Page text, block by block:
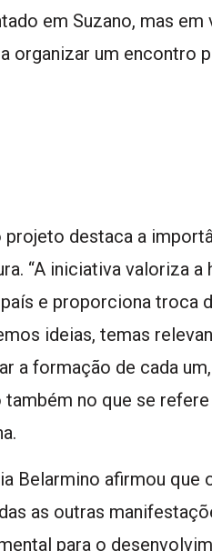
em Suzano, mas em
organizar um encontro
projeto destaca a
“A iniciativa valoriza
e proporciona troca
ideias, temas
a formação de cada
no que se
Belarmino afirmou
as outras
para o